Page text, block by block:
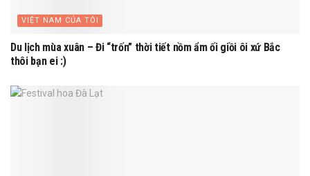
VIỆT NAM CỦA TÔI
Du lịch mùa xuân – Đi “trốn” thời tiết nồm ẩm ối giồi ôi xứ Bắc
thôi bạn ei :)